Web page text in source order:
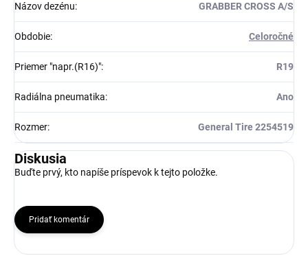
Názov dezénu: GRABBER CROSS A/S
Obdobie: Celoročné
Priemer "napr.(R16)": R19
Radiálna pneumatika: Ano
Rozmer: General Tire 2254519
Diskusia
Buďte prvý, kto napíše príspevok k tejto položke.
Pridať komentár